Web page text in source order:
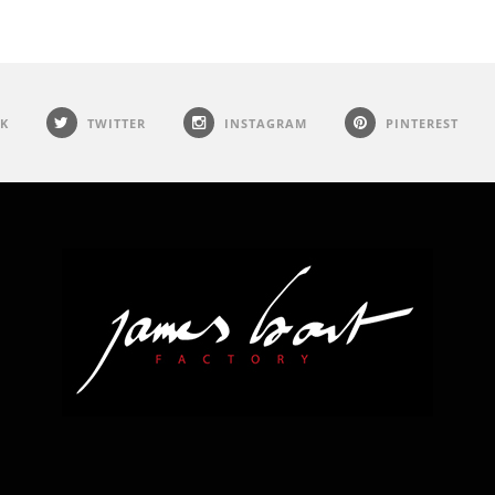
TWITTER INSTAGRAM PINTEREST